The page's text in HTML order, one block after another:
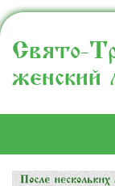
Свято-
женский